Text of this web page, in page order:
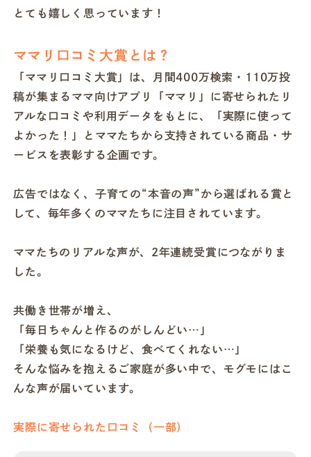
とても嬉しく思っています！
ママリ口コミ大賞とは？
「ママリ口コミ大賞」は、月間400万検索・110万投
稿が集まるママ向けアプリ「ママリ」に寄せられたリ
アルな口コミや利用データをもとに、「実際に使って
よかった！」とママたちから支持されている商品・サ
ービスを表彰する企画です。
広告ではなく、子育ての“本音の声”から選ばれる賞と
して、毎年多くのママたちに注目されています。
ママたちのリアルな声が、2年連続受賞につながりま
した。
共働き世帯が増え、
「毎日ちゃんと作るのがしんどい…」
「栄養も気になるけど、食べてくれない…」
そんな悩みを抱えるご家庭が多い中で、モグモにはこ
んな声が届いています。
実際に寄せられた口コミ（一部）